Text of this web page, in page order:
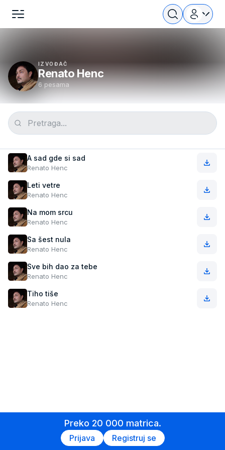
IZVOĐAČ
Renato Henc
6 pesama
A sad gde si sad
Renato Henc
Leti vetre
Renato Henc
Na mom srcu
Renato Henc
Sa šest nula
Renato Henc
Sve bih dao za tebe
Renato Henc
Tiho tiše
Renato Henc
Preko 20 000 matrica.
Prijava Registruj se